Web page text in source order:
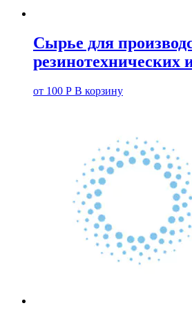
Сырье для
резинотехнических
от 100 Р В корзину